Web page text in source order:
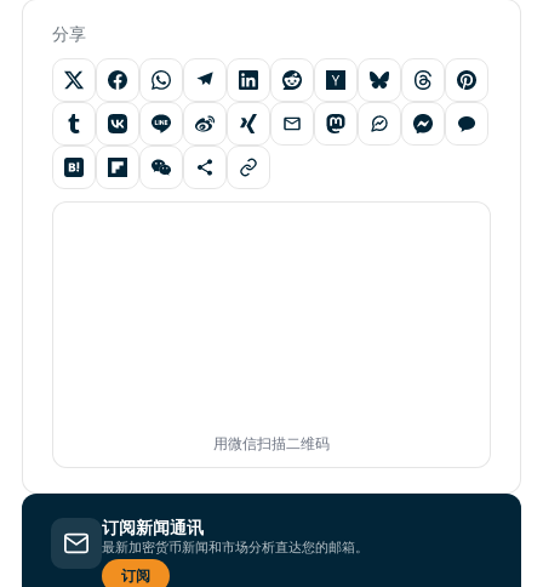
分享
用微信扫描二维码
订阅新闻通讯
最新加密货币新闻和市场分析直达您的邮箱。
订阅